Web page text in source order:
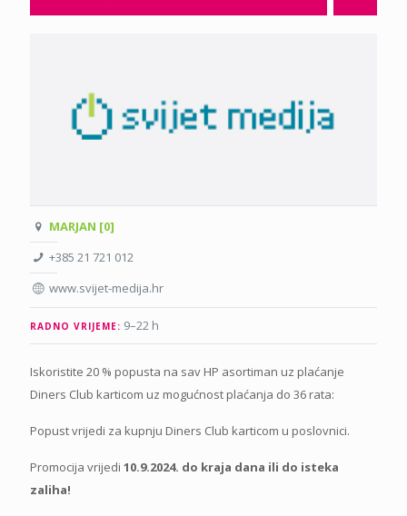
MARJAN [0]
+385 21 721 012
www.svijet-medija.hr
RADNO VRIJEME: 9–22 h
Iskoristite 20 % popusta na sav HP asortiman uz plaćanje
Diners Club karticom uz mogućnost plaćanja do 36 rata:
Popust vrijedi za kupnju Diners Club karticom u poslovnici.
Promocija vrijedi 10.9.2024. do kraja dana ili do isteka
zaliha!